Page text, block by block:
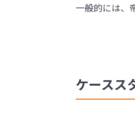
一般的には、
ケースス